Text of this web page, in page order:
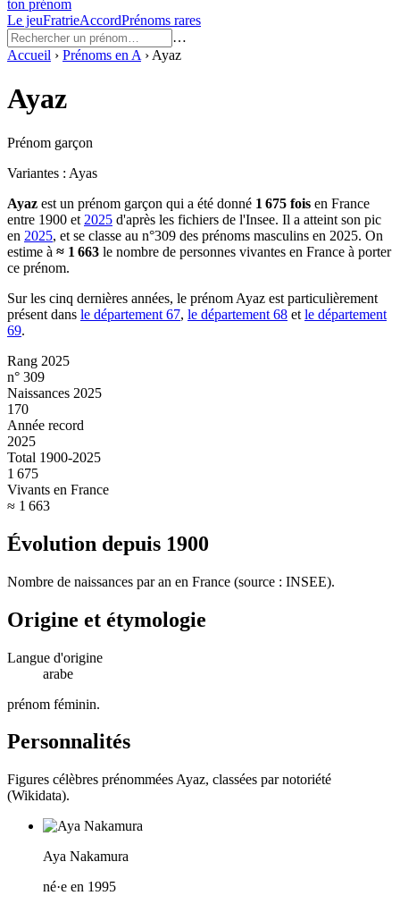
ton prénom
Le jeuFratrieAccordPrénoms rares
…
Accueil › Prénoms en A › Ayaz
Ayaz
Prénom garçon
Variantes : Ayas
Ayaz est un prénom garçon qui a été donné 1 675 fois en France
entre 1900 et 2025 d'après les fichiers de l'Insee. Il a atteint son pic
en 2025, et se classe au n°309 des prénoms masculins en 2025. On
estime à ≈ 1 663 le nombre de personnes vivantes en France à porter
ce prénom.
Sur les cinq dernières années, le prénom Ayaz est particulièrement
présent dans le département 67, le département 68 et le département
69.
Rang 2025
n° 309
Naissances 2025
170
Année record
2025
Total 1900-2025
1 675
Vivants en France
≈ 1 663
Évolution depuis 1900
Nombre de naissances par an en France (source : INSEE).
Origine et étymologie
Langue d'origine
arabe
prénom féminin.
Personnalités
Figures célèbres prénommées Ayaz, classées par notoriété
(Wikidata).
Aya Nakamura
né·e en 1995